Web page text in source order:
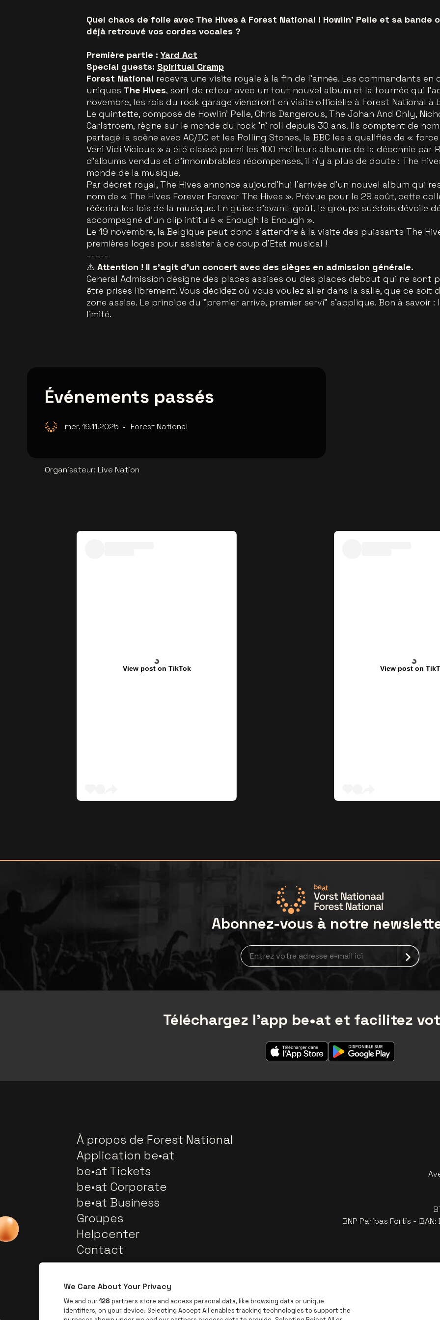
Quel chaos de folie avec The Hives à Forest National ! Howlin’ Pelle et sa bande
déjà retrouvé vos cordes vocales ?
Première partie : Yard Act
Special guests: Spiritual Cramp
Forest National recevra une visite royale à la fin de l’année. Les commandants en
uniques The Hives, sont de retour avec un tout nouvel album et la tournée qui
novembre, les rois du rock garage viendront en visite officielle à Forest National à
Le quintette, composé de Howlin' Pelle, Chris Dangerous, The Johan And Only,
Carlstroem, règne sur le monde du rock ‘n’ roll depuis 30 ans. Ils comptent de
partagé la scène avec AC/DC et les Rolling Stones, la BBC les a qualifiés de «
Veni Vidi Vicious » a été classé parmi les 100 meilleurs albums de la décennie par
d'albums vendus et d'innombrables récompenses, il n'y a plus de doute : The
monde de la musique.
Par décret royal, The Hives annonce aujourd’hui l’arrivée d’un nouvel album qui
nom de « The Hives Forever Forever The Hives ». Prévue pour le 29 août, cette
réécrira les lois de la musique. En guise d'avant-goût, le groupe suédois dévoile
accompagné d’un clip intitulé « Enough Is Enough ».
Le 19 novembre, la Belgique peut donc s’attendre à la visite des puissants The
premières loges pour assister à ce coup d’Etat musical !
-----
⚠️ Attention ! Il s'agit d'un concert avec des sièges en admission générale.
General Admission désigne des places assises ou des places debout qui ne sont
être prises librement. Vous décidez où vous voulez aller dans la salle, que ce soit
zone assise. Le principe du "premier arrivé, premier servi" s'applique. Bon à savoir
limité.
Événements passés
mer. 19.11.2025 • Forest National
Organisateur: Live Nation
View post on TikTok View post on
Abonnez-vous à notre
Inscription à la newsletter
Téléchargez l'app be•at et facilitez
À propos de Forest National
Application be•at
be•at Tickets
be•at Corporate
be•at Business
Groupes
Helpcenter
Contact
BNP Paribas Fortis -
We Care About Your Privacy
We and our128 partners store and access personal data, like browsing data or unique
identifiers, on your device. Selecting Accept All enables tracking technologies to support the